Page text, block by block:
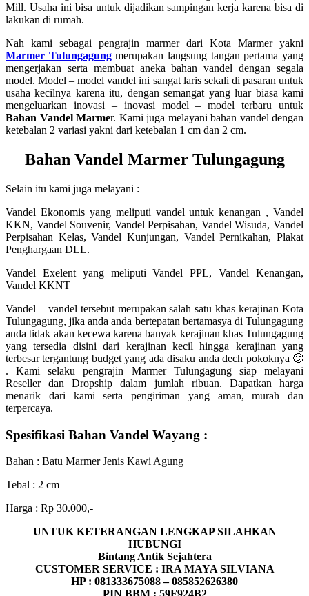
Mill. Usaha ini bisa untuk dijadikan sampingan kerja karena bisa di
lakukan di rumah.
Nah kami sebagai pengrajin marmer dari Kota Marmer yakni
Marmer Tulungagungmerupakan langsung tangan pertama yang
mengerjakan serta membuat aneka bahan vandel dengan segala
model. Model – model vandel ini sangat laris sekali di pasaran untuk
usaha kecilnya karena itu, dengan semangat yang luar biasa kami
mengeluarkan inovasi – inovasi model – model terbaru untuk
Bahan Vandel Marmer. Kami juga melayani bahan vandel dengan
ketebalan 2 variasi yakni dari ketebalan 1 cm dan 2 cm.
Bahan Vandel Marmer Tulungagung
Selain itu kami juga melayani :
Vandel Ekonomis yang meliputi vandel untuk kenangan , Vandel
KKN, Vandel Souvenir, Vandel Perpisahan, Vandel Wisuda, Vandel
Perpisahan Kelas, Vandel Kunjungan, Vandel Pernikahan, Plakat
Penghargaan DLL.
Vandel Exelent yang meliputi Vandel PPL, Vandel Kenangan,
Vandel KKNT
Vandel – vandel tersebut merupakan salah satu khas kerajinan Kota
Tulungagung, jika anda anda bertepatan bertamasya di Tulungagung
anda tidak akan kecewa karena banyak kerajinan khas Tulungagung
yang tersedia disini dari kerajinan kecil hingga kerajinan yang
terbesar tergantung budget yang ada disaku anda dech pokoknya 🙂
. Kami selaku pengrajin Marmer Tulungagung siap melayani
Reseller dan Dropship dalam jumlah ribuan. Dapatkan harga
menarik dari kami serta pengiriman yang aman, murah dan
terpercaya.
Spesifikasi Bahan Vandel Wayang :
Bahan : Batu Marmer Jenis Kawi Agung
Tebal : 2 cm
Harga : Rp 30.000,-
UNTUK KETERANGAN LENGKAP SILAHKAN
HUBUNGI
Bintang Antik Sejahtera
CUSTOMER SERVICE : IRA MAYA SILVIANA
HP : 081333675088 – 085852626380